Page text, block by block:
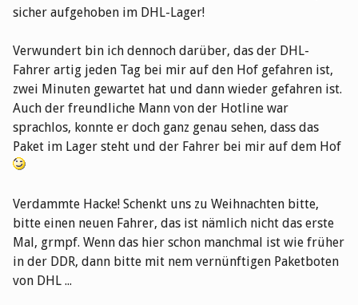
sicher aufgehoben im DHL-Lager!
Verwundert bin ich dennoch darüber, das der DHL-
Fahrer artig jeden Tag bei mir auf den Hof gefahren ist,
zwei Minuten gewartet hat und dann wieder gefahren ist.
Auch der freundliche Mann von der Hotline war
sprachlos, konnte er doch ganz genau sehen, dass das
Paket im Lager steht und der Fahrer bei mir auf dem Hof
Verdammte Hacke! Schenkt uns zu Weihnachten bitte,
bitte einen neuen Fahrer, das ist nämlich nicht das erste
Mal, grmpf. Wenn das hier schon manchmal ist wie früher
in der DDR, dann bitte mit nem vernünftigen Paketboten
von DHL ...